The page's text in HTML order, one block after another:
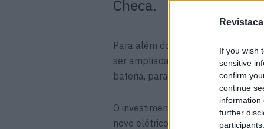
If you wish
sensitive
confirm
continue
information
further
Checa.
Para além do enorme
ser ampliada de 152 para 173 mil
bateria, para além do modelo,
O investimento da Toyota na
novo elétrico é de